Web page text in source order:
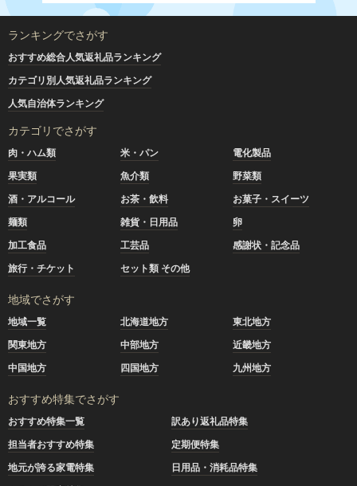
ランキングでさがす
おすすめ総合人気返礼品ランキング
カテゴリ別人気返礼品ランキング
人気自治体ランキング
カテゴリでさがす
肉・ハム類 米・パン
電化製品
果実類
魚介類
野菜類
酒・アルコール
お茶・飲料
お菓子・スイーツ
麺類
雑貨・日用品
卵
加工食品
工芸品
感謝状・記念品
旅行・チケット
セット類 その他
地域でさがす
地域一覧 北海道地方
東北地方
関東地方
中部地方
近畿地方
中国地方
四国地方 九州地方
おすすめ特集でさがす
おすすめ特集一覧
訳あり返礼品特集
担当者おすすめ特集
定期便特集
地元が誇る家電特集
日用品・消耗品特集